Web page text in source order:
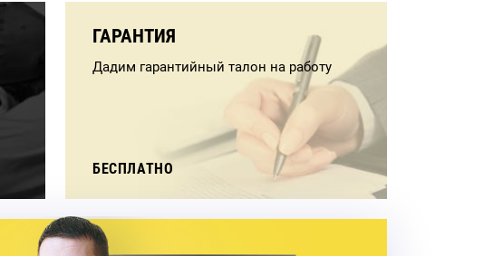
ГАРАНТИЯ
Дадим гарантийный талон на работу
БЕСПЛАТНО